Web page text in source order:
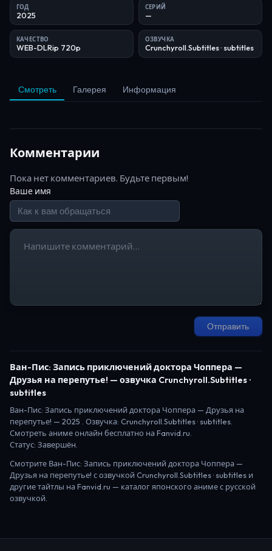
ГОД
2025
СЕРИЙ
—
КАЧЕСТВО
WEB-DLRip 720p
ОЗВУЧКА
Crunchyroll.Subtitles· subtitles
Смотреть Галерея Информация
Комментарии
Пока нет комментариев. Будьте первым!
Ваше имя
Отправить
Ван-Пис: Запись приключений доктора Чоппера —
Друзья на перепутье! — озвучка Crunchyroll.Subtitles ·
subtitles
Ван-Пис: Запись приключений доктора Чоппера — Друзья на
перепутье! — 2025
. Озвучка: Crunchyroll.Subtitles · subtitles.
Смотреть аниме онлайн бесплатно на Fanvid.ru.
Статус: Завершён
Смотрите Ван-Пис: Запись приключений доктора Чоппера —
Друзья на перепутье! с озвучкой Crunchyroll.Subtitles · subtitles и
другие тайтлы на Fanvid.ru — каталог японского аниме с русской
озвучкой.